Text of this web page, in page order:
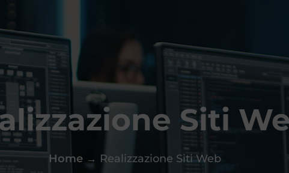
Siti
Home→ Realizzazione Siti Web